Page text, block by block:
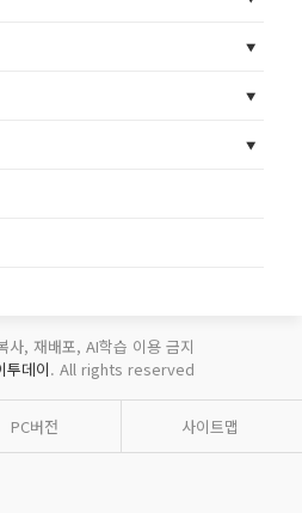
사, 재배포, AI학습 이용 금지
투데이. All rights reserved
PC버전 사이트맵